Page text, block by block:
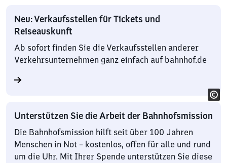
Neu: Verkaufsstellen für Tickets und
Reiseauskunft
Ab sofort finden Sie die Verkaufsstellen anderer
Verkehrsunternehmen ganz einfach auf bahnhof.de
Unterstützen Sie die Arbeit der Bahnhofsmission
Die Bahnhofsmission hilft seit über 100 Jahren
Menschen in Not – kostenlos, offen für alle und rund
um die Uhr. Mit Ihrer Spende unterstützen Sie diese